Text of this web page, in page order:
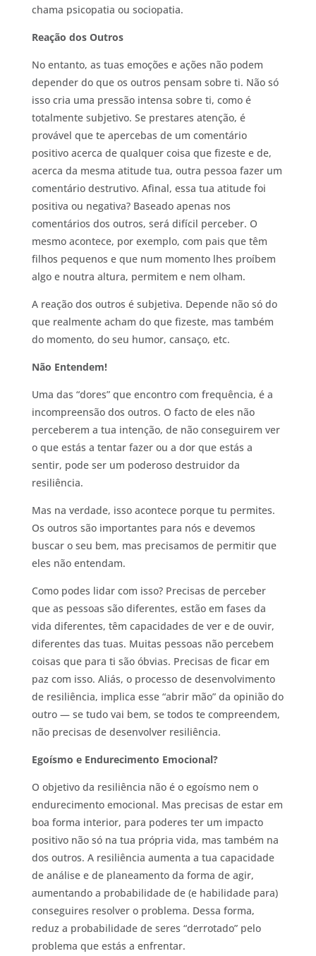
chama psicopatia ou sociopatia.
Reação dos Outros
No entanto, as tuas emoções e ações não podem
depender do que os outros pensam sobre ti. Não só
isso cria uma pressão intensa sobre ti, como é
totalmente subjetivo. Se prestares atenção, é
provável que te apercebas de um comentário
positivo acerca de qualquer coisa que fizeste e de,
acerca da mesma atitude tua, outra pessoa fazer um
comentário destrutivo. Afinal, essa tua atitude foi
positiva ou negativa? Baseado apenas nos
comentários dos outros, será difícil perceber. O
mesmo acontece, por exemplo, com pais que têm
filhos pequenos e que num momento lhes proíbem
algo e noutra altura, permitem e nem olham.
A reação dos outros é subjetiva. Depende não só do
que realmente acham do que fizeste, mas também
do momento, do seu humor, cansaço, etc.
Não Entendem!
Uma das “dores” que encontro com frequência, é a
incompreensão dos outros. O facto de eles não
perceberem a tua intenção, de não conseguirem ver
o que estás a tentar fazer ou a dor que estás a
sentir, pode ser um poderoso destruidor da
resiliência.
Mas na verdade, isso acontece porque tu permites.
Os outros são importantes para nós e devemos
buscar o seu bem, mas precisamos de permitir que
eles não entendam.
Como podes lidar com isso? Precisas de perceber
que as pessoas são diferentes, estão em fases da
vida diferentes, têm capacidades de ver e de ouvir,
diferentes das tuas. Muitas pessoas não percebem
coisas que para ti são óbvias. Precisas de ficar em
paz com isso. Aliás, o processo de desenvolvimento
de resiliência, implica esse “abrir mão” da opinião do
outro — se tudo vai bem, se todos te compreendem,
não precisas de desenvolver resiliência.
Egoísmo e Endurecimento Emocional?
O objetivo da resiliência não é o egoísmo nem o
endurecimento emocional. Mas precisas de estar em
boa forma interior, para poderes ter um impacto
positivo não só na tua própria vida, mas também na
dos outros. A resiliência aumenta a tua capacidade
de análise e de planeamento da forma de agir,
aumentando a probabilidade de (e habilidade para)
conseguires resolver o problema. Dessa forma,
reduz a probabilidade de seres “derrotado” pelo
problema que estás a enfrentar.